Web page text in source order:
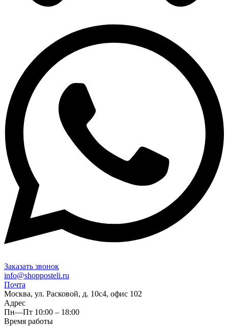
Заказать звонок
info@shopposteli.ru
Почта
Москва, ул. Расковой, д. 10с4, офис 102
Адрес
Пн—Пт 10:00 – 18:00
Время работы